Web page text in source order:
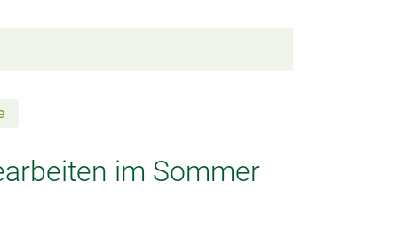
im Sommer